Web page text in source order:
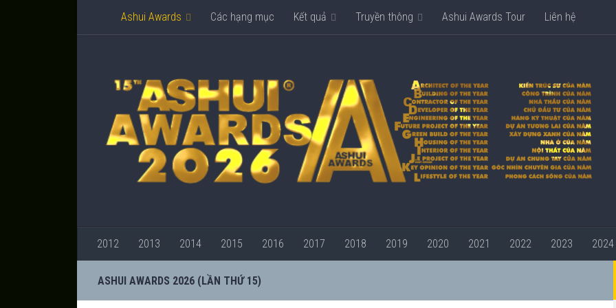
Ashui Awards Các hạng mục Kết quả Truyền thông Ashui Awards Tour Liên hệ
2012 2013 2014 2015 2016 2017 2018 2019 2020 2021 2022 2023 2024
ASHUI AWARDS 2026 (LẦN THỨ 15)